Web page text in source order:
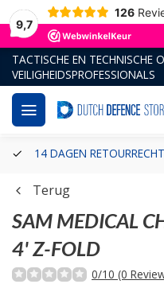
9,7
126
TACTISCHE EN TECHNISCHE
VEILIGHEIDSPROFESSIONALS
14 DAGEN RETOURRECHT
Terug
SAM MEDICAL
4' Z-FOLD
0/10 (0